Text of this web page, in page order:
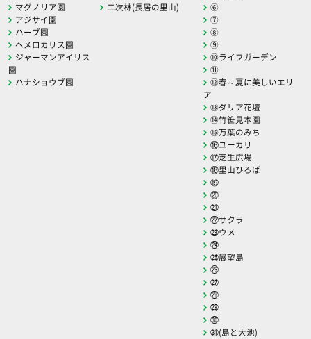
マグノリア園
アジサイ園
ハーブ園
ヘメロカリス園
ジャーマンアイリス
園
ハナショウブ園
二次林(長居の里山)
⑥
⑦
⑧
⑨
⑩ライフガーデン
⑪
⑫春～夏に美しいエリ
ア
⑬ダリア花壇
⑭竹笹見本園
⑮万葉のみち
⑯ユーカリ
⑰芝生広場
⑱里山ひろば
⑲
⑳
㉑
㉒サクラ
㉓ウメ
㉔
㉕展望島
㉖
㉗
㉘
㉙
㉚
㉛(島と大池)